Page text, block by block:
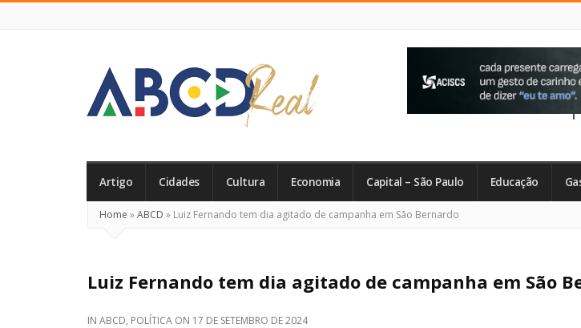
Real
Artigo Cidades Cultura Economia Capital – São Paulo Educação
Home »ABCD » Luiz Fernando tem dia agitado de campanha em São Bernardo
Luiz Fernando tem dia agitado de campanha em São
IN ABCD, POLÍTICA ON 17 DE SETEMBRO DE 2024